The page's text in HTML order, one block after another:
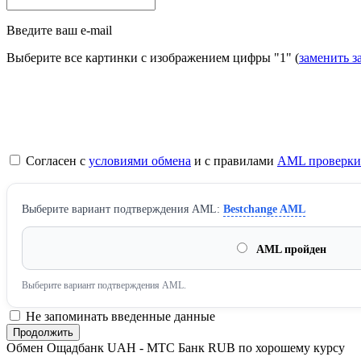
Введите ваш e-mail
Выберите все картинки с изображением цифры "1" (заменить
Согласен с условиями обмена и с правилами AML проверки
Выберите вариант подтверждения AML: Bestchange AML
AML пройден
Выберите вариант подтверждения AML.
Не запоминать введенные данные
Обмен Ощадбанк UAH - МТС Банк RUB по хорошему курсу